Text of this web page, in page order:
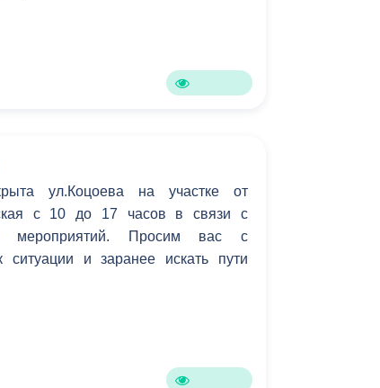
ул.Коцоева на участке от
с 10 до 17 часов в связи с
мероприятий. Просим вас с
ситуации и заранее искать пути